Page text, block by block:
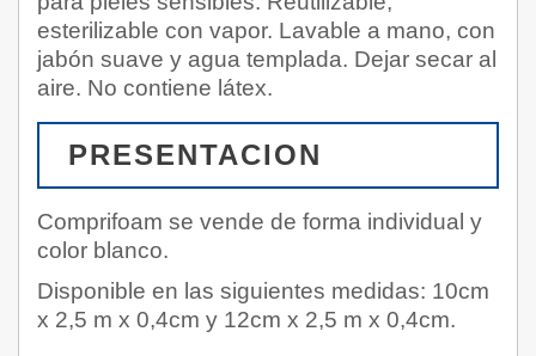
esterilizable con vapor. Lavable a mano, con
jabón suave y agua templada. Dejar secar al
aire. No contiene látex.
PRESENTACION
Comprifoam se vende de forma individual y
color blanco.
Disponible en las siguientes medidas: 10cm
x 2,5 m x 0,4cm y 12cm x 2,5 m x 0,4cm.